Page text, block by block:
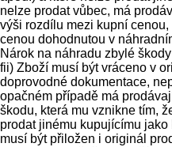
nelze prodat vůbec, má
výši rozdílu mezi kupní
cenou dohodnutou v
Nárok na náhradu zbylé
fii) Zboží musí být vráceno v
doprovodné dokumentace,
opačném případě má
škodu, která mu vznikne tím,
prodat jinému kupujícímu
musí být přiložen i originál